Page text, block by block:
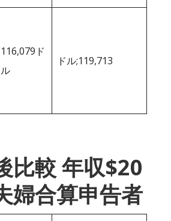
116,079ド
ル
ドル;119,713
比較 年収$20
婦合算申告者